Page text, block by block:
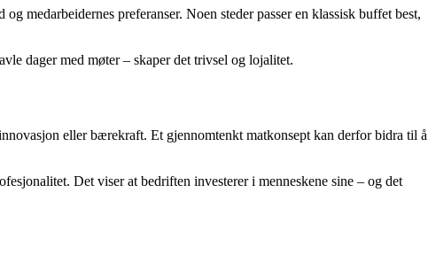
medarbeidernes preferanser. Noen steder passer en klassisk buffet best,
dager med møter – skaper det trivsel og lojalitet.
eller bærekraft. Et gjennomtenkt matkonsept kan derfor bidra til å
Det viser at bedriften investerer i menneskene sine – og det